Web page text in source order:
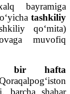
bayramiga
tashkiliy
qo‘mita)
muvofiq
bir hafta
barcha shahar